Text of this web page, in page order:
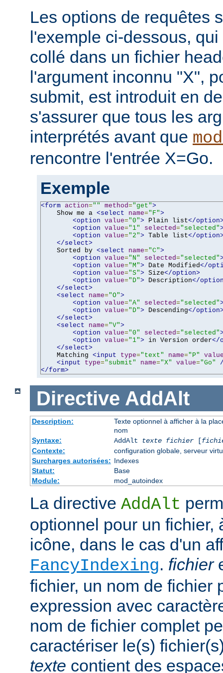
Les options de requêtes
l'exemple ci-dessous,
collé dans un fichier
l'argument inconnu "X",
submit, est introduit en
s'assurer que tous les
interprétés avant que
rencontre l'entrée X=Go.
Exemple
<form action="" method="get">
    Show me a
<select name="F">
<option value="0"> Plain list</
<option value="1" selected="selected"
<option value="2"> Table list</
</select>
    Sorted by
<select name="C">
<option value="N" selected="selected"
<option value="M"> Date Modified</
<option value="S"> Size</option>
<option value="D"> Description</
</select>
<select
name="O">
<option value="A" selected="selected"
<option value="D"> Descending</
</select>
<select
name="V">
<option value="0" selected="selected"
<option value="1"> in Version order</
</select>
    Matching
<input type="text" name="P"
<input
type="submit" name="X" value="Go"
</form>
Directive AddAlt
Description:
Texte optionnel à afficher à la
nom
Syntaxe:
AddAlt texte fichier[
Contexte:
configuration globale, serveur
Surcharges autorisées: Indexes
Statut:
Base
Module:
mod_autoindex
La directive AddAlt
optionnel pour un fichier,
icône, dans le cas d'un
FancyIndexing. fichier
fichier, un nom de fichier
expression avec
nom de fichier complet
caractériser le(s)
texte contient des